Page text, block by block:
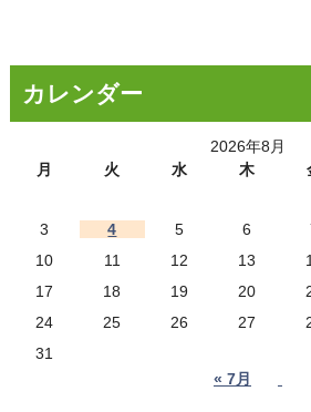
カレンダー
2026年8月
月
火 水 木
3
4 5 6
10
11 12 13
17
18 19 20
24
25 26 27
31
« 7月